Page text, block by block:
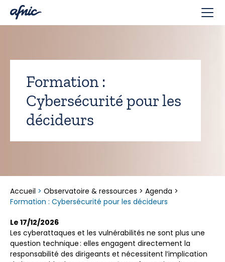
Formation :
Cybersécurité pour les
décideurs
Accueil > Observatoire & ressources > Agenda >
Formation : Cybersécurité pour les décideurs
Le 17/12/2026
Les cyberattaques et les vulnérabilités ne sont plus une
question technique : elles engagent directement la
responsabilité des dirigeants et nécessitent l’implication
Panneau de gestion des cookies